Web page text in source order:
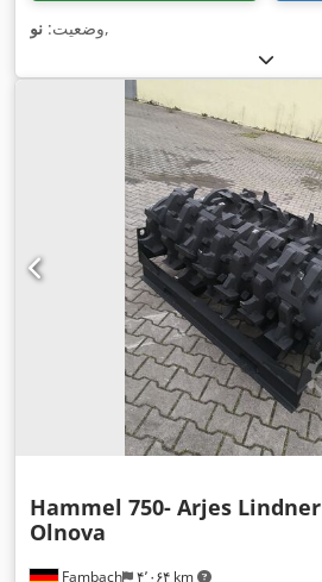
وضعیت: نو ,
Fambach ۴٬۰۶۴ km
Hammel 750- Arjes Lindner
Olnova